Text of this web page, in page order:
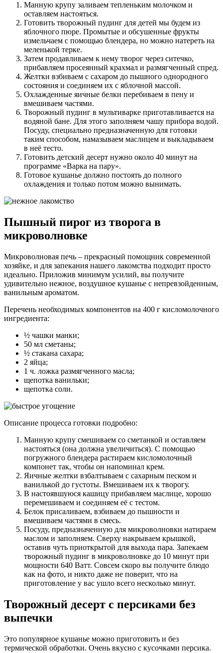
Манную крупу заливаем тепленьким молочком и
оставляем настояться.
Готовить творожный пудинг для детей мы будем из
яблочного пюре. Промытые и обсушенные фрукты
измельчаем с помощью блендера, но можно натереть на
меленькой терке.
Затем продавливаем к нему творог через ситечко,
прибавляем просеянный крахмал и размягченный спред.
Желтки взбиваем с сахаром до пышного однородного
состояния и соединяем их с яблочной массой.
Охлажденные яичные белки перебиваем в пену и
вмешиваем частями.
Творожный пудинг в мультиварке приготавливается на
водяной бане. Для этого заполняем чашу прибора водой.
Посуду, специально предназначенную для готовки
таким способом, намазываем маслицем и выкладываем
в неё тесто.
Готовить детский десерт нужно около 40 минут на
программе «Варка на пару».
Готовое кушанье должно постоять до полного
охлаждения и только потом можно вынимать.
Пышный пирог из творога в
микроволновке
Микроволновая печь – прекрасный помощник современной
хозяйке, и для запекания нашего лакомства подходит просто
идеально. Приложив минимум усилий, вы получите
удивительно нежное, воздушное кушанье с непревзойденным,
ванильным ароматом.
Перечень необходимых компонентов на 400 г кисломолочного
ингредиента:
½ чашки манки;
50 мл сметаны;
½ стакана сахара;
2 яйца;
1 ч. ложка размягченного масла;
щепотка ванильки;
щепотка соли.
Описание процесса готовки подробно:
Манную крупу смешиваем со сметанкой и оставляем
настояться (она должна увеличиться). С помощью
погружного блендера растираем кисломолочный
компонет так, чтобы он напоминал крем.
Яичные желтки взбалтываем с сахарным песком и
ванилькой до густоты. Вмешиваем их к творогу.
В настоявшуюся кашицу прибавляем маслице, хорошо
перемешиваем и соединяем её с тестом.
Белок присаливаем, взбиваем до пышности и
вмешиваем частями в смесь.
Посуду, предназначенную для микроволновки натираем
маслом и заполняем. Сверху накрываем крышкой,
оставив чуть приоткрытой для выхода пара. Запекаем
творожный пудинг в микроволновке до 10 минут при
мощности 640 Ватт. Совсем скоро вы получите блюдо
как на фото, и никто даже не поверит, что на
приготовление у вас ушло всего несколько минут.
Творожный десерт с персиками без
выпечки
Это популярное кушанье можно приготовить и без
термической обработки. Очень вкусно с кусочками персика.